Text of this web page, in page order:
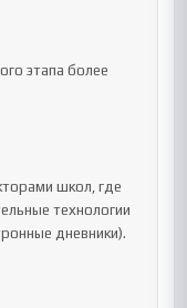
этапа более
школ, где
технологии
дневники).